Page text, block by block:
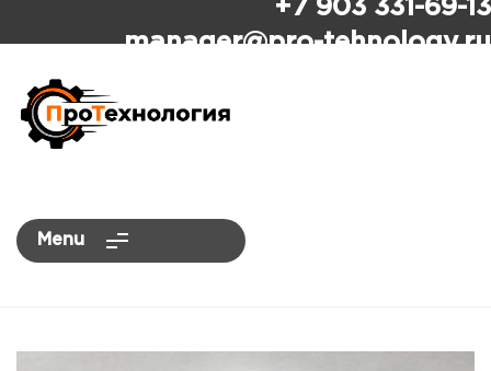
+7 903 331-69-13
manager@pro-tehnology.ru
Menu